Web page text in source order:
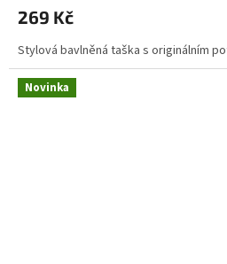
269 Kč
Stylová bavlněná taška s originálním
Novinka